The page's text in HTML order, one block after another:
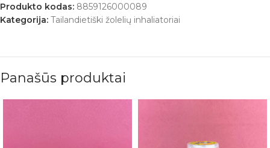
Produkto kodas: 8859126000089
Kategorija: Tailandietiški žolelių inhaliatoriai
Panašūs produktai